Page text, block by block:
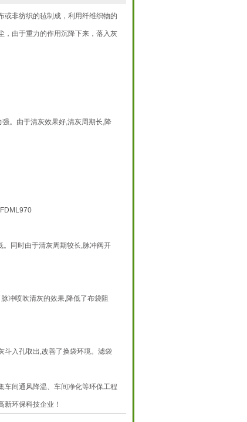
或非纺织的毡制成，利用纤维织物的
，由于重力的作用沉降下来，落入灰
。由于清灰效果好,清灰周期长,降
同时由于清灰周期较长,脉冲阀开
冲喷吹清灰的效果,降低了布袋阻
入孔取出,改善了换袋环境。滤袋
车间通风降温、车间净化等环保工程
环保科技企业！